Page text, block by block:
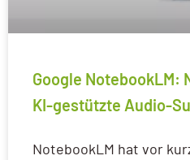
Google NotebookLM:
KI-gestützte Audio-
NotebookLM hat vor